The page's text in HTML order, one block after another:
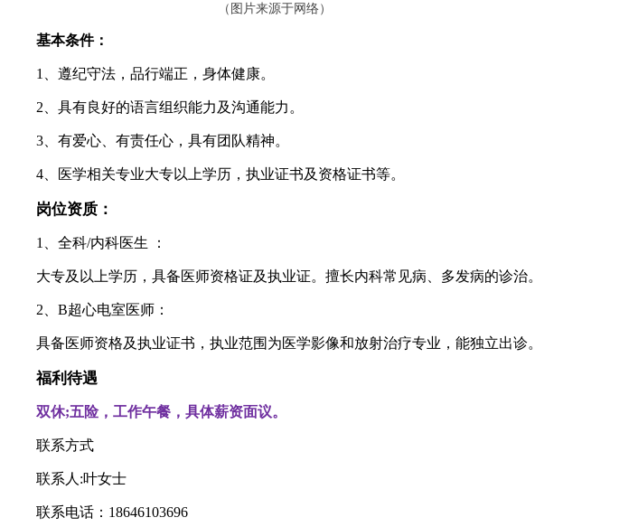
（ 图片来源于网络）
基本条件：
1、遵纪守法，品行端正，身体健康。
2、具有良好的语言组织能力及沟通能力。
3、有爱心、有责任心，具有团队精神。
4、医学相关专业大专以上学历，执业证书及资格证书等。
岗位资质：
1、全科/内科医生 ：
大专及以上学历，具备医师资格证及执业证。擅长内科常见病、多发病的诊治。
2、B超心电室医师：
具备医师资格及执业证书，执业范围为医学影像和放射治疗专业，能独立出诊。
福利待遇
双休;五险，工作午餐，具体薪资面议。
联系方式
联系人:叶女士
联系电话：18646103696